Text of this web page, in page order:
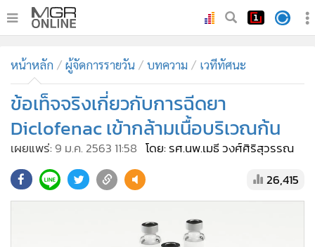
ทันเหตุการณ์
• ภาคใต้
ภูมิภาค
Online Section
• ผู้จัดการรายวัน
• คอลัมนิสต์
หน้าหลัก ผู้จัดการรายวัน บทความ เวทีทัศนะ
ข้อเท็จจริงเกี่ยวกับการฉีดยา
Diclofenac เข้ากล้ามเนื้อบริเวณก้น
เผยแพร่: 9 ม.ค. 2563 11:58 โดย: รศ.นพ.เมธี วงศ์ศิริสุวรรณ
26,415